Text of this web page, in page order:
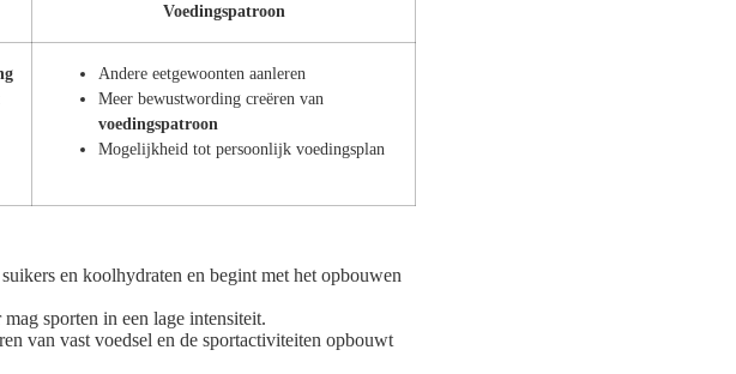
Voedingspatroon
Andere eetgewoonten aanleren
Meer bewustwording creëren van
voedingspatroon
Mogelijkheid tot persoonlijk voedingsplan
en koolhydraten en begint met het opbouwen
sporten in een lage intensiteit.
van vast voedsel en de sportactiviteiten opbouwt